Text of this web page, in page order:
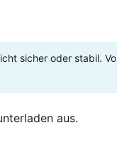
sicher oder stabil.
aus.